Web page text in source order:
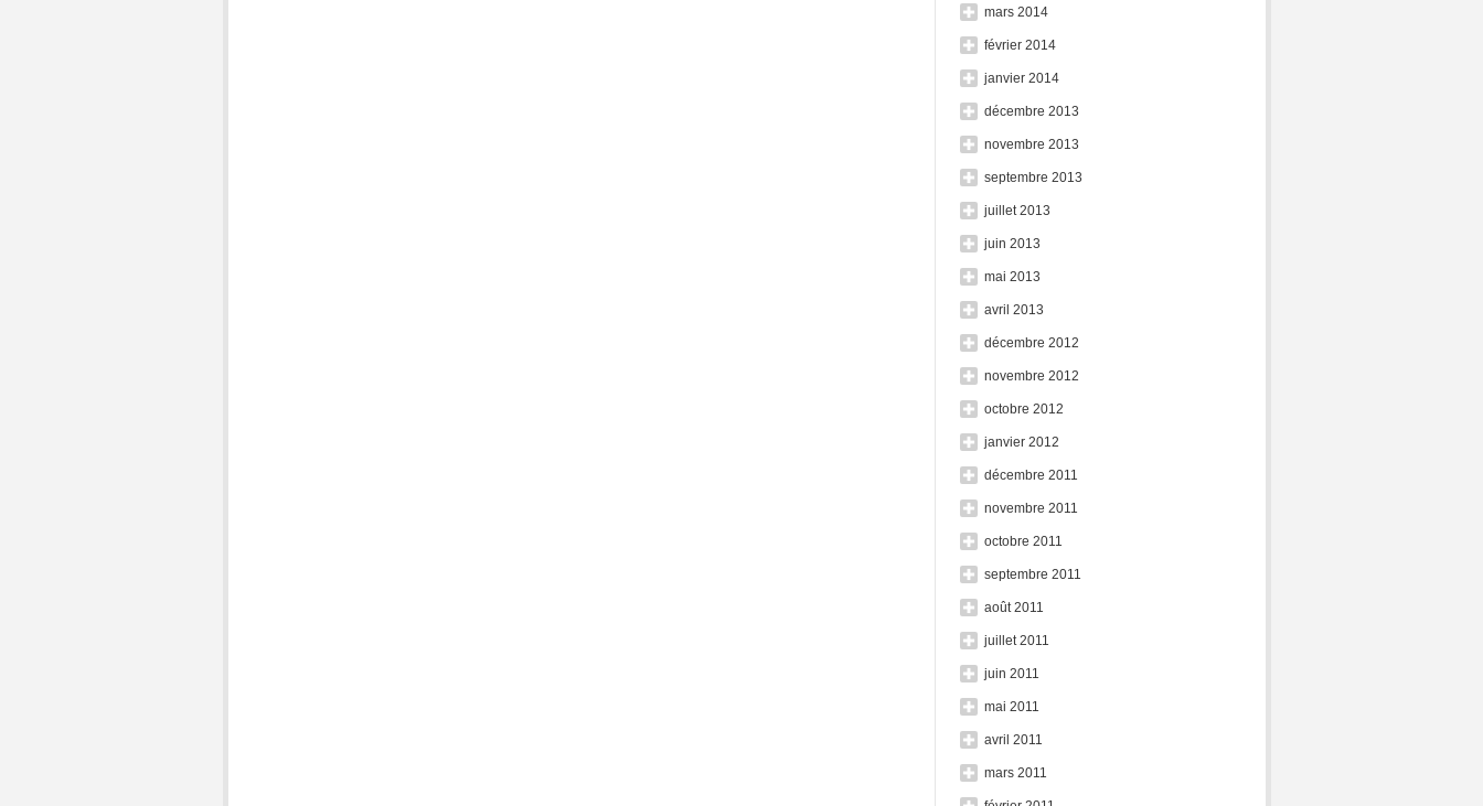
mars 2014
février 2014
janvier 2014
décembre 2013
novembre 2013
septembre 2013
juillet 2013
juin 2013
mai 2013
avril 2013
décembre 2012
novembre 2012
octobre 2012
janvier 2012
décembre 2011
novembre 2011
octobre 2011
septembre 2011
août 2011
juillet 2011
juin 2011
mai 2011
avril 2011
mars 2011